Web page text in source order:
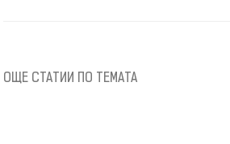
ОЩЕ СТАТИИ ПО ТЕМАТА